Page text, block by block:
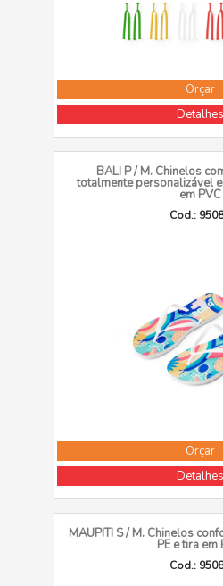
Orçar
Detalhes
BALI P / M. Chinelos
totalmente personalizável
em PVC
Cod.:
Orçar
Detalhes
MAUPITI S / M. Chinelos
PE e tira em
Cod.: